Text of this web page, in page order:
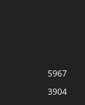
5967
3904